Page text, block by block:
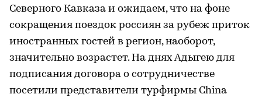
Северного Кавказа и ожидаем, что на фоне
сокращения поездок россиян за рубеж приток
иностранных гостей в регион, наоборот,
значительно возрастет. На днях Адыгею для
подписания договора о сотрудничестве
посетили представители турфирмы China